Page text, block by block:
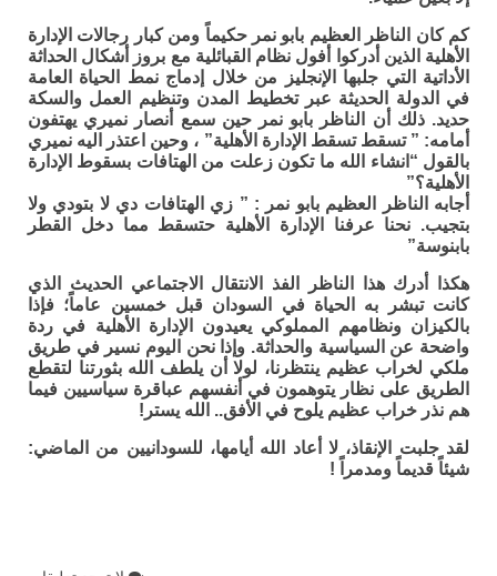
كم كان الناظر العظيم بابو نمر حكيماً ومن كبار رجالات الإدارة
الأهلية الذين أدركوا أفول نظام القبائلية مع بروز أشكال الحداثة
الأداتية التي جلبها الإنجليز من خلال إدماج نمط الحياة العامة
في الدولة الحديثة عبر تخطيط المدن وتنظيم العمل والسكة
حديد. ذلك أن الناظر بابو نمر حين سمع أنصار نميري يهتفون
أمامه: ” تسقط تسقط الإدارة الأهلية” ، وحين اعتذر اليه نميري
بالقول “انشاء الله ما تكون زعلت من الهتافات بسقوط الإدارة
الأهلية؟”
أجابه الناظر العظيم بابو نمر : ” زي الهتافات دي لا بتودي ولا
بتجيب. نحنا عرفنا الإدارة الأهلية حتسقط مما دخل القطر
بابنوسة”
هكذا أدرك هذا الناظر الفذ الانتقال الاجتماعي الحديث الذي
كانت تبشر به الحياة في السودان قبل خمسين عاماً؛ فإذا
بالكيزان ونظامهم المملوكي يعيدون الإدارة الأهلية في ردة
واضحة عن السياسية والحداثة. وإذا نحن اليوم نسير في طريق
ملكي لخراب عظيم ينتظرنا، لولا أن يلطف الله بثورتنا لتقطع
الطريق على نظار يتوهمون في أنفسهم عباقرة سياسيين فيما
هم نذر خراب عظيم يلوح في الأفق.. الله يستر!
لقد جلبت الإنقاذ، لا أعاد الله أيامها، للسودانيين من الماضي:
شيئاً قديماً ومدمراً !